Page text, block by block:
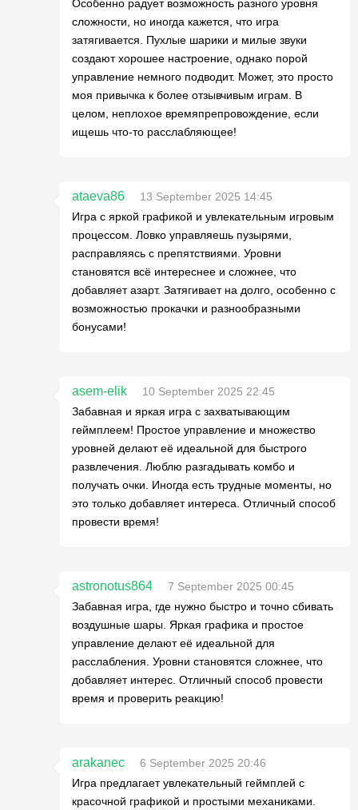
Особенно радует возможность разного уровня
сложности, но иногда кажется, что игра
затягивается. Пухлые шарики и милые звуки
создают хорошее настроение, однако порой
управление немного подводит. Может, это просто
моя привычка к более отзывчивым играм. В
целом, неплохое времяпрепровождение, если
ищешь что-то расслабляющее!
ataeva86
13 September 2025 14:45
Игра с яркой графикой и увлекательным игровым
процессом. Ловко управляешь пузырями,
расправляясь с препятствиями. Уровни
становятся всё интереснее и сложнее, что
добавляет азарт. Затягивает на долго, особенно с
возможностью прокачки и разнообразными
бонусами!
asem-elik
10 September 2025 22:45
Забавная и яркая игра с захватывающим
геймплеем! Простое управление и множество
уровней делают её идеальной для быстрого
развлечения. Люблю разгадывать комбо и
получать очки. Иногда есть трудные моменты, но
это только добавляет интереса. Отличный способ
провести время!
astronotus864
7 September 2025 00:45
Забавная игра, где нужно быстро и точно сбивать
воздушные шары. Яркая графика и простое
управление делают её идеальной для
расслабления. Уровни становятся сложнее, что
добавляет интерес. Отличный способ провести
время и проверить реакцию!
arakanec
6 September 2025 20:46
Игра предлагает увлекательный геймплей с
красочной графикой и простыми механиками.